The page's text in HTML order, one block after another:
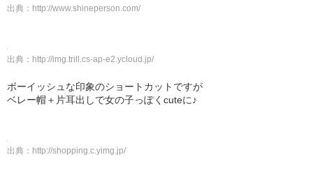
出典： http://www.shineperson.com/
出典： http://img.trill.cs-ap-e2.ycloud.jp/
ボーイッシュな印象のショートカットですが
ベレー帽＋片耳出しで女の子っぽくcuteに♪
出典： http://shopping.c.yimg.jp/